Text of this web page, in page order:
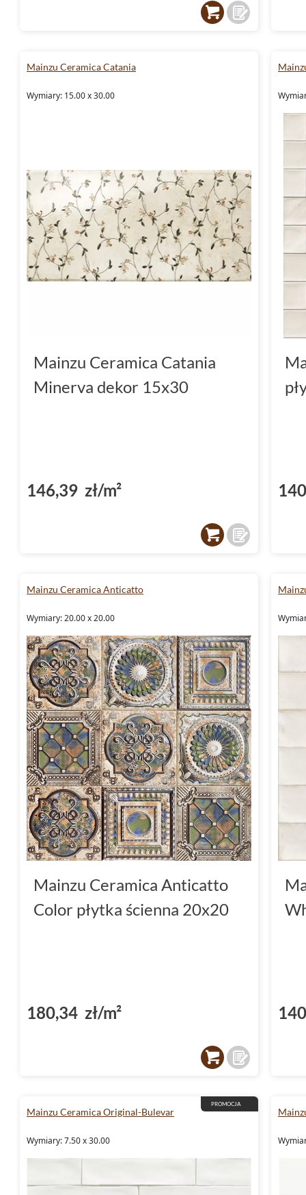
Mainzu Ceramica Catania
Wymiary: 15.00 x 30.00
Mainzu Ceramica Catania
Minerva dekor 15x30
146,39 zł/m²
Mainzu Ceramica Anticatto
Wymiary: 20.00 x 20.00
Mainzu Ceramica Anticatto
Color płytka ścienna 20x20
180,34 zł/m²
PROMOCJA
Mainzu Ceramica Original-Bulevar
Wymiary: 7.50 x 30.00